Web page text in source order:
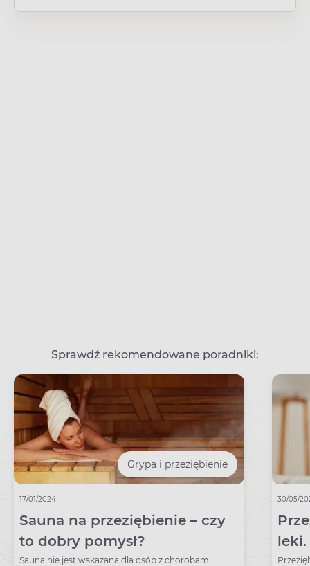
Sprawdź rekomendowane poradniki:
Grypa i przeziębienie
17/01/2024
Sauna na przeziębienie – czy
to dobry pomysł?
Sauna nie jest wskazana dla osób z chorobami
30/05/